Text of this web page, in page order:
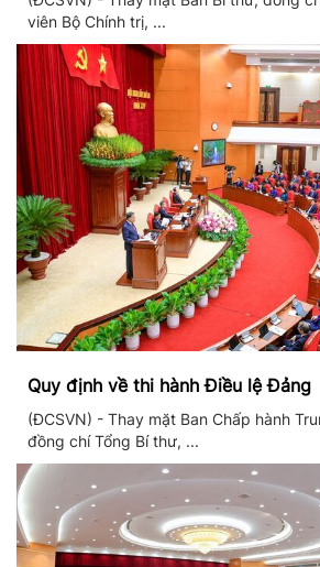
viên Bộ Chính trị, ...
Quy định về thi hành Điều lệ Đảng
(ĐCSVN) - Thay mặt Ban Chấp hành
đồng chí Tổng Bí thư, ...